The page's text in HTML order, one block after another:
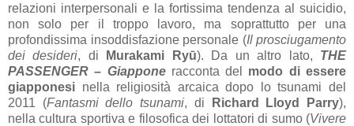
relazioni interpersonali e la fortissima tendenza al suicidio,
non solo per il troppo lavoro, ma soprattutto per una
profondissima insoddisfazione personale (Il prosciugamento
dei desideri, di Murakami Ryū). Da un altro lato, THE
PASSENGER – Giapponeracconta del modo di essere
giapponesi nella religiosità arcaica dopo lo tsunami del
2011 (Fantasmi dello tsunami, di Richard Lloyd Parry),
nella cultura sportiva e filosofica dei lottatori di sumo (Vivere